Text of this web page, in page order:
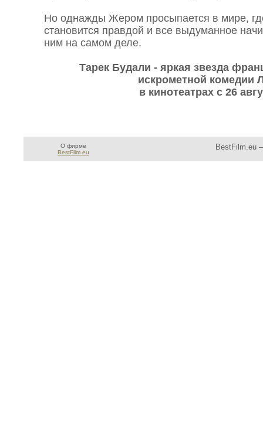
Но однажды Жером просыпается в мире,
становится правдой и все выдуманное
ним на самом деле.
Тарек Будали - яркая звезда
искрометной комедии
в кинотеатрах с 26
О фирме
BestFilm.eu
BestFilm.eu